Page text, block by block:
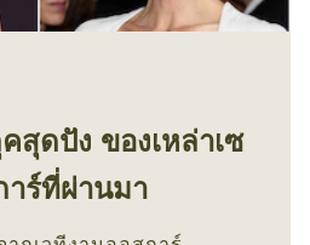
สุดปัง ของเหล่าเซ
าร์ที่ผ่านมา